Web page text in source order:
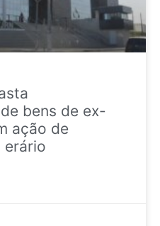
bens de ex-
ação de
erário